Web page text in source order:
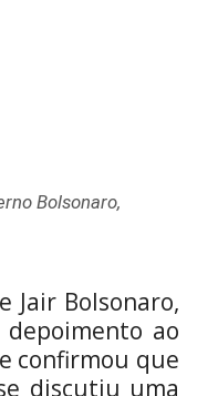
Bolsonaro,
Jair Bolsonaro,
ao
confirmou que
discutiu uma